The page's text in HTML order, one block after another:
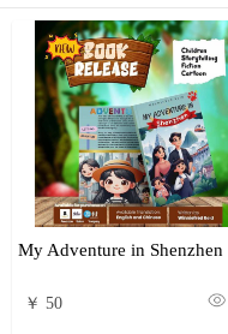
My Adventure in Shenzhen
￥ 50